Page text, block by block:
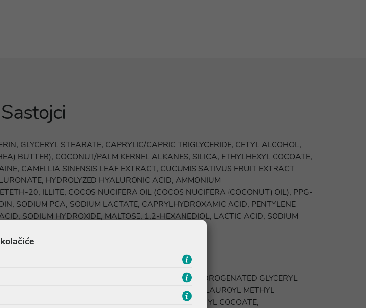
Sastojci
GLYCERYL STEARATE, CAPRYLIC/CAPRIC TRIGLYCERIDE, CETYL ALCOHOL,
BUTTER), COCONUT/PALM KERNEL ALKANES, SILICA, ETHYLHEXYL COCOATE,
CAMELLIA SINENSIS LEAF EXTRACT, CUCUMIS SATIVUS FRUIT EXTRACT
HYDROLYZED HYALURONIC ACID, AMMONIUM
20, ILLITE, COCOS NUCIFERA OIL (COCOS NUCIFERA (COCONUT) OIL), PPG-
SODIUM PCA, SODIUM LACTATE, CAPRYLHYDROXAMIC ACID, PENTYLENE
SODIUM HYDROXIDE, MALTOSE, 1,2-HEXANEDIOL, LACTIC ACID, SODIUM
DISUCCINATE.
POLOXAMER 184, POLYSORBATE 20, PEG-200 HYDROGENATED GLYCERYL
PEG-6 CAPRYLIC/CAPRIC GLYCERIDES, SODIUM LAUROYL METHYL
CAPRYLYL GLYCOL, PEG-7 GLYCERYL COCOATE,